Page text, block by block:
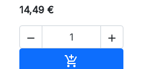
14,49 €
 
